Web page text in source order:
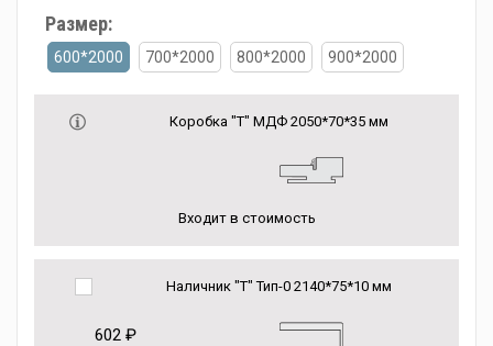
Размер:
600*2000 700*2000 800*2000 900*2000
Коробка "Т" МДФ 2050*70*35 мм
Входит в стоимость
Наличник "Т" Тип-0 2140*75*10 мм
602 ₽